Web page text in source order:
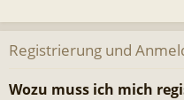
Registrierung und
Wozu muss ich mich